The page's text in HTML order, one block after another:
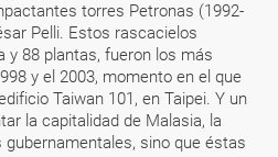
torres Petronas (1992-
Pelli. Estos rascacielos
y 88 plantas, fueron los más
y el 2003, momento en el que
Taiwan 101, en Taipei. Y un
la capitalidad de Malasia, la
sino que éstas